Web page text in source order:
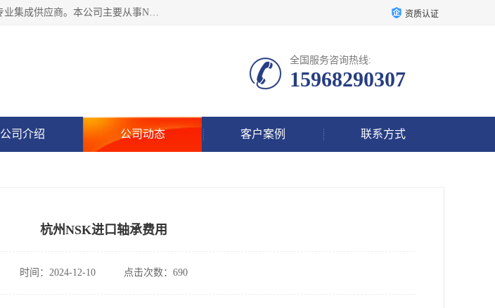
湖州恩斯凯工业技术有限公司位于湖州长兴，公司作为机械零部件以及多个品牌工业零配件专业集成供应商。本公司主要从事NSK进口轴承、SKF进口轴承、FAG进口轴承、NTN进口轴承、国产轴承：ZWZ、HRB、C&U轴承外球面轴承、导轨、丝杠、滑块、 润滑油、工业皮带及其他工业零部件的销售. 资质认证
全国服务咨询热线:
15968290307
公司介绍 公司动态 客户案例 联系方式
杭州NSK进口轴承费用
时间：2024-12-10 点击次数：690